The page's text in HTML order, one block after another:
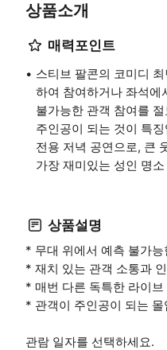
상품소개
매력포인트
스티브 팔콘의 코미디
하여 참여하거나 좌석에
불가능한 관객 참여를
주인공이 되는 것이 특
전용 저녁 공연으로, 큰
가장 재미있는 성인 명
상품설명
* 무대 위에서 예측 불가
* 재치 있는 관객 소통과
* 매번 다른 독특한 라이
* 관객이 주인공이 되는
관람 일자를 선택하세요.